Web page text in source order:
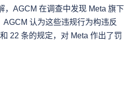
，AGCM 在调查中发现 Meta 旗下
认为这些违规行为构违反
22 条的规定，对 Meta 作出了罚